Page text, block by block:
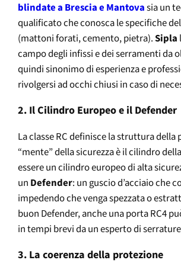
blindate a Brescia e Mantovasia un
qualificato che conosca le specifiche
(mattoni forati, cemento, pietra).Sipla
campo degli infissi e dei serramenti da
quindi sinonimo di esperienza e
rivolgersi ad occhi chiusi in caso di
2. Il Cilindro Europeo e il Defender
La classe RC definisce la struttura della
“mente” della sicurezza è il cilindro
essere un cilindro europeo di alta
un Defender: un guscio d’acciaio che
impedendo che venga spezzata o
buon Defender, anche una porta RC4
in tempi brevi da un esperto di
3. La coerenza della protezione